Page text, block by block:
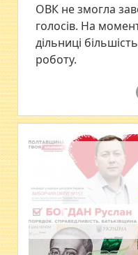
​ОВК не змогла
голосів. На
дільниці
роботу.